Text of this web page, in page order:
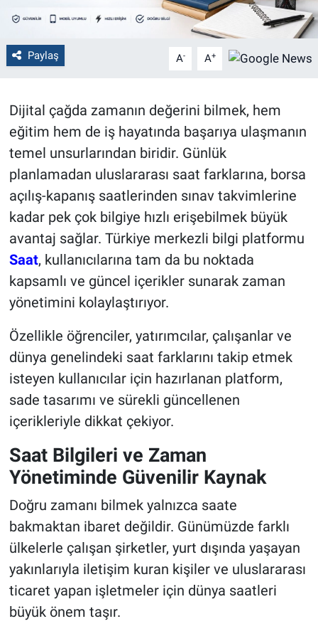
Paylaş A- A+
Dijital çağda zamanın değerini bilmek, hem
eğitim hem de iş hayatında başarıya ulaşmanın
temel unsurlarından biridir. Günlük
planlamadan uluslararası saat farklarına, borsa
açılış-kapanış saatlerinden sınav takvimlerine
kadar pek çok bilgiye hızlı erişebilmek büyük
avantaj sağlar. Türkiye merkezli bilgi platformu
Saat, kullanıcılarına tam da bu noktada
kapsamlı ve güncel içerikler sunarak zaman
yönetimini kolaylaştırıyor.
Özellikle öğrenciler, yatırımcılar, çalışanlar ve
dünya genelindeki saat farklarını takip etmek
isteyen kullanıcılar için hazırlanan platform,
sade tasarımı ve sürekli güncellenen
içerikleriyle dikkat çekiyor.
Saat Bilgileri ve Zaman
Yönetiminde Güvenilir Kaynak
Doğru zamanı bilmek yalnızca saate
bakmaktan ibaret değildir. Günümüzde farklı
ülkelerle çalışan şirketler, yurt dışında yaşayan
yakınlarıyla iletişim kuran kişiler ve uluslararası
ticaret yapan işletmeler için dünya saatleri
büyük önem taşır.
Yerel
Magazin
Bilim ve Teknoloji